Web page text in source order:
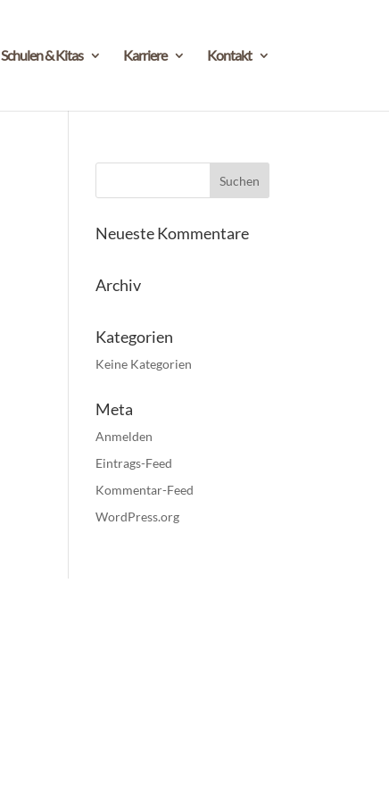
Schulen & Kitas Karriere Kontakt
Neueste Kommentare
Archiv
Kategorien
Keine Kategorien
Meta
Anmelden
Eintrags-Feed
Kommentar-Feed
WordPress.org